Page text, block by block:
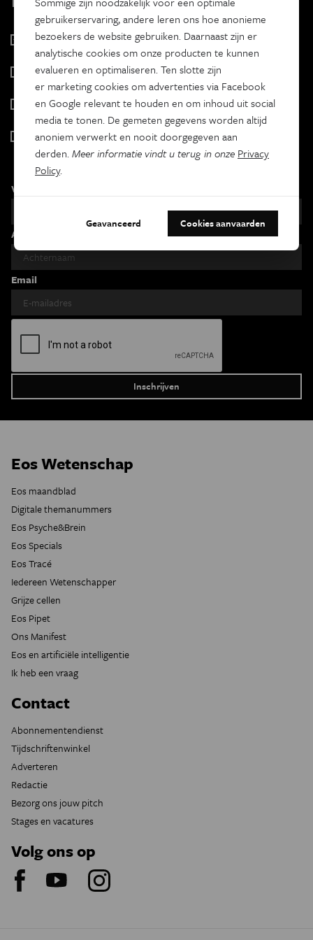
Eos Wetenschap
2 x week
Tracé
Wekelijks
Psyche & brein
Tweewekelijks
Iedereen wetenschapper
Maandelijks
Voornaam
Achternaam
Email
Eos Wetenschap
Eos maandblad
Digitale themanummers
Eos Psyche&Brein
Eos Specials
Eos Tracé
Iedereen Wetenschapper
Grijze cellen
Eos Pipet
Ons Manifest
Eos en artificiële intelligentie
Ik heb een vraag
Contact
Abonnementendienst
Tijdschriftenwinkel
Adverteren
Redactie
Bezorg ons jouw pitch
Stages en vacatures
Volg ons op
gebruikerservaring, andere leren ons hoe anonieme
bezoekers de website gebruiken. Daarnaast zijn er
analytische cookies om onze producten te kunnen
evalueren en optimaliseren. Ten slotte zijn
er marketing cookies om advertenties via Facebook
en Google relevant te houden en om inhoud uit social
media te tonen. De gemeten gegevens worden altijd
anoniem verwerkt en nooit doorgegeven aan
derden.Meer informatie vindt u terug in onze Privacy
Policy.
Geavanceerd Cookies aanvaarden